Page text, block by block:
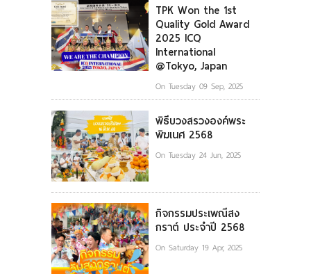
TPK Won the 1st
Quality Gold Award
2025 ICQ
International
@Tokyo, Japan
On Tuesday 09 Sep, 2025
พิธีบวงสรวงองค์พระ
พิฆเนศ 2568
On Tuesday 24 Jun, 2025
กิจกรรมประเพณีสง
กราต์ ประจำปี 2568
On Saturday 19 Apr, 2025